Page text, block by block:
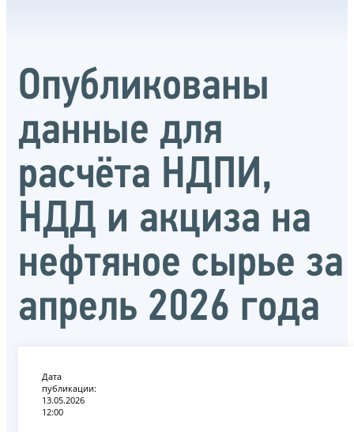
Опубликованы
данные для
расчёта НДПИ,
НДД и акциза на
нефтяное сырье за
апрель 2026 года
Дата
публикации:
13.05.2026
12:00